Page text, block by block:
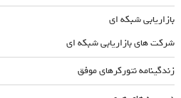
بازاریابی شبکه ای
شرکت های بازاریابی شبکه ای
زندگینامه نتورکرهای موفق